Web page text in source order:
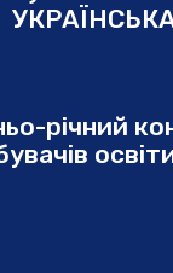
річний